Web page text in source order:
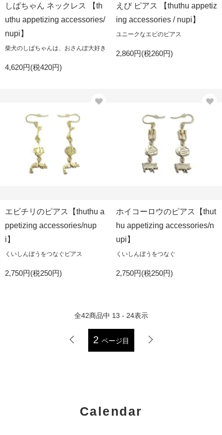
しばちゃん ネックレス 【th
uthu appetizing accessories/
nupi】
柴犬のしばちゃんは、おさんぽ大好き
4,620円(税420円)
えび ピアス 【thuthu appetiz
ing accessories / nupi】
ユニークなエビのピアス
2,860円(税260円)
エビチリのピアス【thuthu a
ppetizing accessories/nup
i】
くいしんぼうをつなぐピアス
2,750円(税250円)
ホイコーロウのピアス【thut
hu appetizing accessories/n
upi】
くいしんぼうをつなぐ
2,750円(税250円)
全42商品中 13 - 24表示
2 ページ目
Calendar